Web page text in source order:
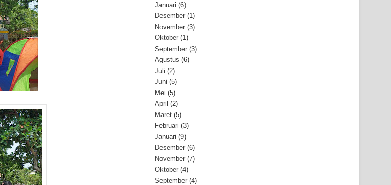
Januari (6)
Desember (1)
November (3)
Oktober (1)
September (3)
Agustus (6)
Juli (2)
Juni (5)
Mei (5)
April (2)
Maret (5)
Februari (3)
Januari (9)
Desember (6)
November (7)
Oktober (4)
September (4)